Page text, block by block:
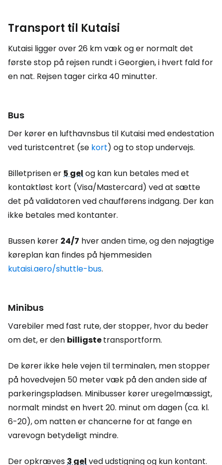
Transport til Kutaisi
Kutaisi ligger over 26 km væk og er normalt det
første stop på rejsen rundt i Georgien, i hvert fald for
en nat. Rejsen tager cirka 40 minutter.
Bus
Der kører en lufthavnsbus til Kutaisi med endestation
ved turistcentret (se kort) og to stop undervejs.
Billetprisen er5 gelog kan kun betales med et
kontaktløst kort (Visa/Mastercard) ved at sætte
det på validatoren ved chaufførens indgang. Der kan
ikke betales med kontanter.
Bussen kører 24/7 hver anden time, og den nøjagtige
køreplan kan findes på hjemmesiden
kutaisi.aero/shuttle-bus.
Minibus
Varebiler med fast rute, der stopper, hvor du beder
om det, er den billigstetransportform.
De kører ikke hele vejen til terminalen, men stopper
på hovedvejen 50 meter væk på den anden side af
parkeringspladsen. Minibusser kører uregelmæssigt,
normalt mindst en hvert 20. minut om dagen (ca. kl.
6-20), om natten er chancerne for at fange en
varevogn betydeligt mindre.
Der opkræves3 gelved udstigning og kun kontant.